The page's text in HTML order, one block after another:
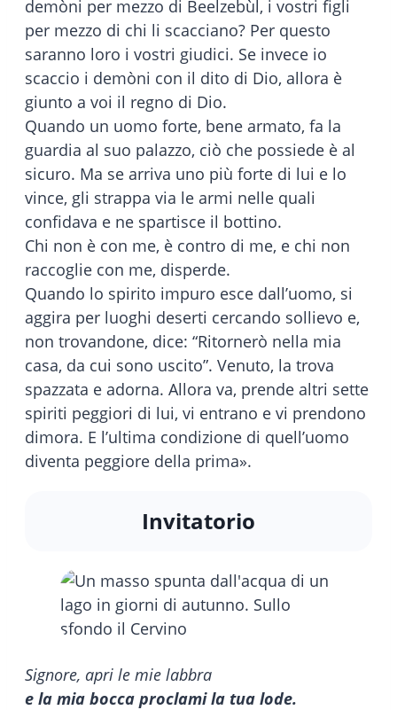
demòni per mezzo di Beelzebùl, i vostri figli
per mezzo di chi li scacciano? Per questo
saranno loro i vostri giudici. Se invece io
scaccio i demòni con il dito di Dio, allora è
giunto a voi il regno di Dio.
Quando un uomo forte, bene armato, fa la
guardia al suo palazzo, ciò che possiede è al
sicuro. Ma se arriva uno più forte di lui e lo
vince, gli strappa via le armi nelle quali
confidava e ne spartisce il bottino.
Chi non è con me, è contro di me, e chi non
raccoglie con me, disperde.
Quando lo spirito impuro esce dall’uomo, si
aggira per luoghi deserti cercando sollievo e,
non trovandone, dice: “Ritornerò nella mia
casa, da cui sono uscito”. Venuto, la trova
spazzata e adorna. Allora va, prende altri sette
spiriti peggiori di lui, vi entrano e vi prendono
dimora. E l’ultima condizione di quell’uomo
diventa peggiore della prima».
Invitatorio
Signore, apri le mie labbra
e la mia bocca proclami la tua lode.